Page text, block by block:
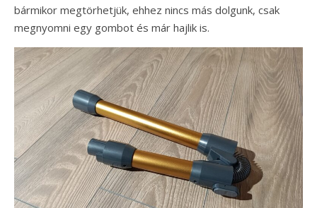
bármikor megtörhetjük, ehhez nincs más dolgunk, csak
megnyomni egy gombot és már hajlik is.